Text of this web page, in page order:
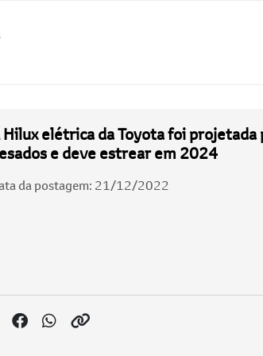
Hilux elétrica da Toyota foi
​​e deve estrear em 2024
da postagem: 21/12/2022